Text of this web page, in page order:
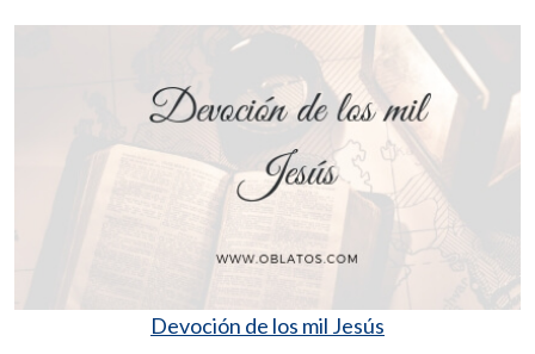
Devoción de los mil Jesús